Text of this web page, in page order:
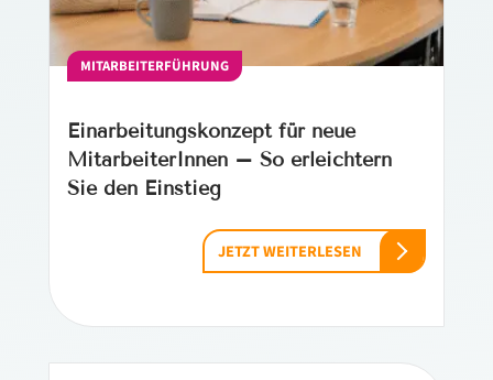
MITARBEITERFÜHRUNG
Einarbeitungskonzept für neue
MitarbeiterInnen – So erleichtern
Sie den Einstieg
JETZT WEITERLESEN